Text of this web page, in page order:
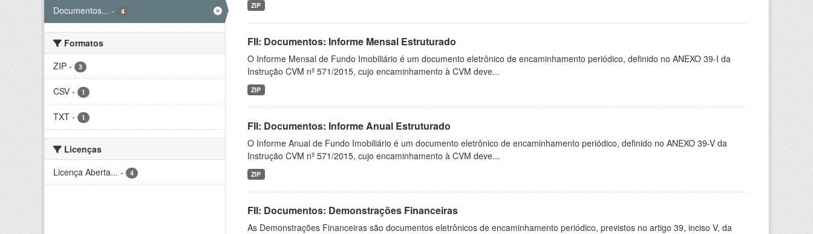
Documentos... - 4
Formatos
ZIP - 3
CSV - 1
TXT - 1
Licenças
Licença Aberta... - 4
ZIP
FII: Documentos: Informe Mensal Estruturado
O Informe Mensal de Fundo Imobiliário é um documento eletrônico de encaminhamento periódico, definido no ANEXO 39-I da
Instrução CVM nº 571/2015, cujo encaminhamento à CVM deve...
ZIP
FII: Documentos: Informe Anual Estruturado
O Informe Anual de Fundo Imobiliário é um documento eletrônico de encaminhamento periódico, definido no ANEXO 39-V da
Instrução CVM nº 571/2015, cujo encaminhamento à CVM deve...
ZIP
FII: Documentos: Demonstrações Financeiras
As Demonstrações Financeiras são documentos eletrônicos de encaminhamento periódico, previstos no artigo 39, inciso V, da